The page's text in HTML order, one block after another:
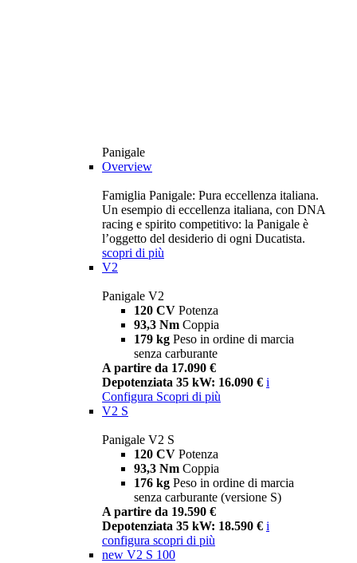
Panigale
Overview
Famiglia Panigale: Pura eccellenza italiana.
Un esempio di eccellenza italiana, con DNA
racing e spirito competitivo: la Panigale è
l’oggetto del desiderio di ogni Ducatista.
scopri di più
V2
Panigale V2
120 CV Potenza
93,3 Nm Coppia
179 kg Peso in ordine di marcia
senza carburante
A partire da 17.090 €
Depotenziata 35 kW: 16.090 € i
Configura Scopri di più
V2 S
Panigale V2 S
120 CV Potenza
93,3 Nm Coppia
176 kg Peso in ordine di marcia
senza carburante (versione S)
A partire da 19.590 €
Depotenziata 35 kW: 18.590 € i
configura scopri di più
new V2 S 100